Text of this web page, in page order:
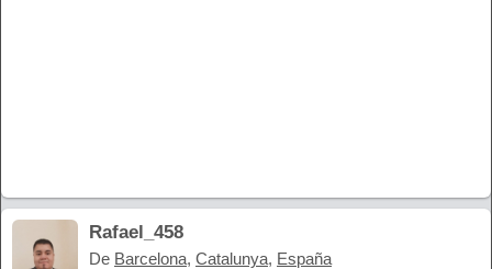
Rafael_458
De Barcelona, Catalunya, España